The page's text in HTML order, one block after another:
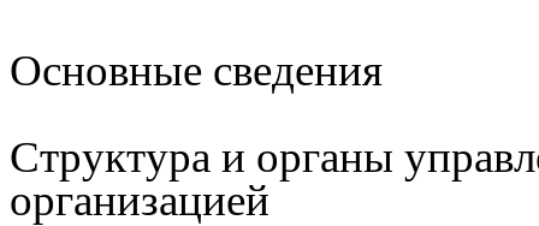
Основные сведения
Структура и органы
организацией